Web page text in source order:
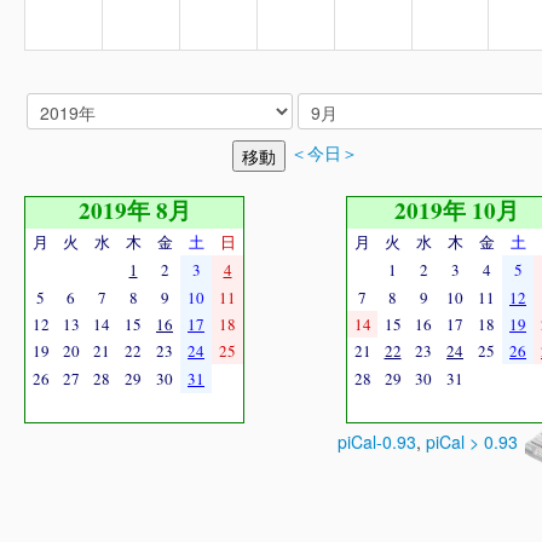
＜今日＞
2019年 8月
月 火 水 木 金 土
日
1
2 3
4
5
6 7 8 9 10
11
12
13 14 15 16 17
18
19
20 21 22 23 24
25
26
27 28 29 30 31
2019年 10月
月 火 水 木 金 土
1
2 3 4
5
7
8 9 10 11 12
14
15 16 17 18 19
21
22 23 24 25 26
28
29 30 31
piCal-0.93, piCal > 0.93